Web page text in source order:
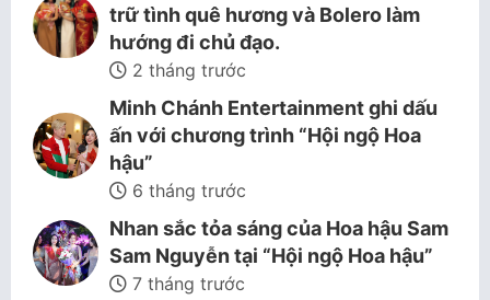
trữ tình quê hương và Bolero làm
hướng đi chủ đạo.
2 tháng trước
Minh Chánh Entertainment ghi dấu
ấn với chương trình “Hội ngộ Hoa
hậu”
6 tháng trước
Nhan sắc tỏa sáng của Hoa hậu Sam
Sam Nguyễn tại “Hội ngộ Hoa hậu”
7 tháng trước